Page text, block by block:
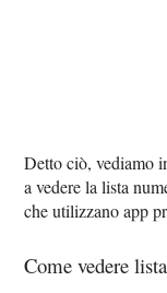
Detto ciò, vediamo
a vedere la lista
che utilizzano app
Come vedere